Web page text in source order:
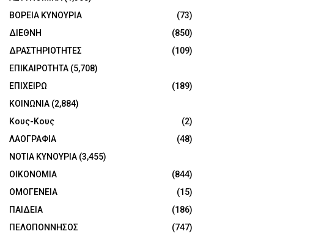
ΒΟΡΕΙΑ ΚΥΝΟΥΡΙΑ
(73)
ΔΙΕΘΝΗ
(850)
ΔΡΑΣΤΗΡΙΟΤΗΤΕΣ
(109)
ΕΠΙΚΑΙΡΟΤΗΤΑ (5,708)
ΕΠΙΧΕΙΡΩ
(189)
ΚΟΙΝΩΝΙΑ (2,884)
Κους-Κους
(2)
ΛΑΟΓΡΑΦΙΑ
(48)
ΝΟΤΙΑ ΚΥΝΟΥΡΙΑ (3,455)
ΟΙΚΟΝΟΜΙΑ
(844)
ΟΜΟΓΕΝΕΙΑ
(15)
ΠΑΙΔΕΙΑ
(186)
ΠΕΛΟΠΟΝΝΗΣΟΣ
(747)